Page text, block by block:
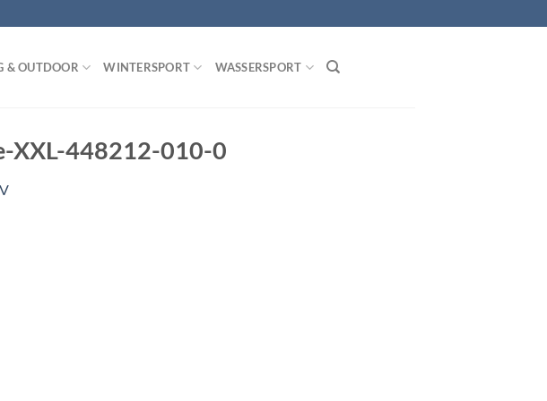
& OUTDOOR WINTERSPORT WASSERSPORT
XXL-448212-010-0